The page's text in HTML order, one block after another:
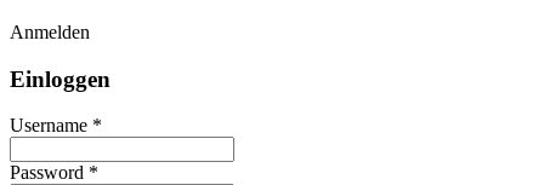
Anmelden
Einloggen
Username *
Password *